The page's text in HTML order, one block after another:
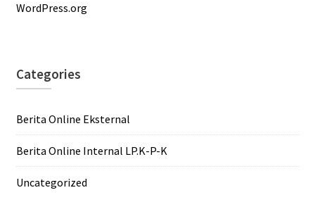
WordPress.org
Categories
Berita Online Eksternal
Berita Online Internal LP.K-P-K
Uncategorized